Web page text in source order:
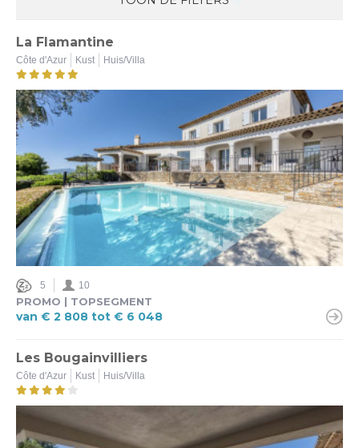
Huisdieren toegelaten
Ja (3)
Nee (2)
Verwarmd zwembad
Ja (5)
Nee (4)
Omheinde tuin
Ja (2)
Beveiligd zwembad
Nee (6)
Sterren
4 (4)
La Flamantine
Côte d'Azur Kust Huis/Villa
5 10
PROMO | TOPSEGMENT
van € 2 808 tot € 6 048
Les Bougainvilliers
Côte d'Azur Kust Huis/Villa